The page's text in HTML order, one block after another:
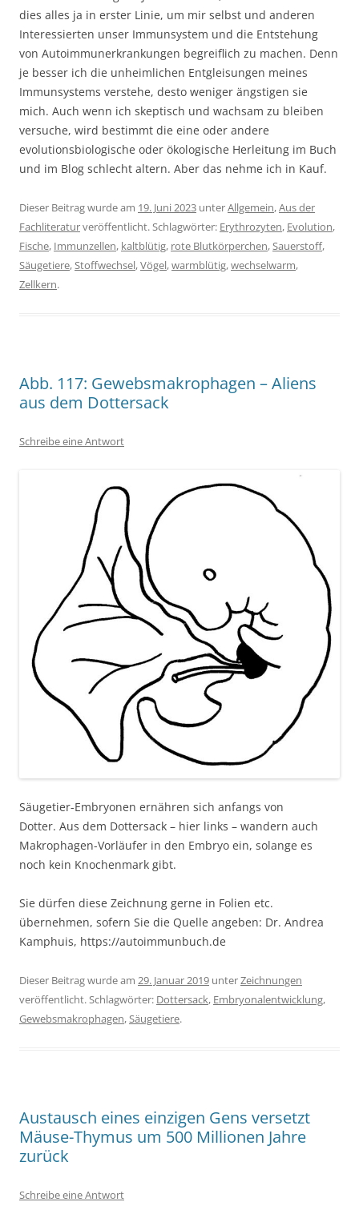
dies alles ja in erster Linie, um mir selbst und anderen
Interessierten unser Immunsystem und die Entstehung
von Autoimmunerkrankungen begreiflich zu machen. Denn
je besser ich die unheimlichen Entgleisungen meines
Immunsystems verstehe, desto weniger ängstigen sie
mich. Auch wenn ich skeptisch und wachsam zu bleiben
versuche, wird bestimmt die eine oder andere
evolutionsbiologische oder ökologische Herleitung im Buch
und im Blog schlecht altern. Aber das nehme ich in Kauf.
Dieser Beitrag wurde am 19. Juni 2023 unterAllgemein,Aus der
Fachliteraturveröffentlicht. Schlagwörter: Erythrozyten, Evolution,
Fische, Immunzellen, kaltblütig, rote Blutkörperchen,Sauerstoff,
Säugetiere,Stoffwechsel,Vögel,warmblütig,wechselwarm,
Zellkern.
Abb. 117: Gewebsmakrophagen – Aliens
aus dem Dottersack
Schreibe eine Antwort
Säugetier-Embryonen ernähren sich anfangs von
Dotter. Aus dem Dottersack – hier links – wandern auch
Makrophagen-Vorläufer in den Embryo ein, solange es
noch kein Knochenmark gibt.
Sie dürfen diese Zeichnung gerne in Folien etc.
übernehmen, sofern Sie die Quelle angeben: Dr. Andrea
Kamphuis, https://autoimmunbuch.de
Dieser Beitrag wurde am 29. Januar 2019 unterZeichnungen
veröffentlicht. Schlagwörter: Dottersack, Embryonalentwicklung,
Gewebsmakrophagen,Säugetiere.
Austausch eines einzigen Gens versetzt
Mäuse-Thymus um 500 Millionen Jahre
zurück
Schreibe eine Antwort